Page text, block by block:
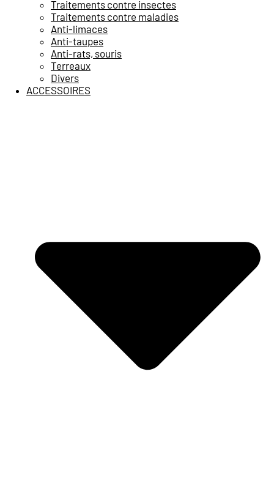
Traitements contre insectes
Traitements contre maladies
Anti-limaces
Anti-taupes
Anti-rats, souris
Terreaux
Divers
ACCESSOIRES